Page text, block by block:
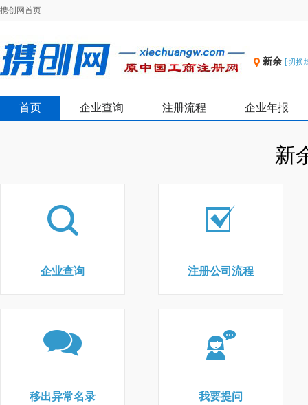
携创网首页
新余 [切换
首页 企业查询 注册流程 企业年报
新
企业查询 注册公司流程
移出异常名录 我要提问